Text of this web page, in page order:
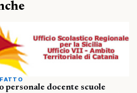
docente scuole